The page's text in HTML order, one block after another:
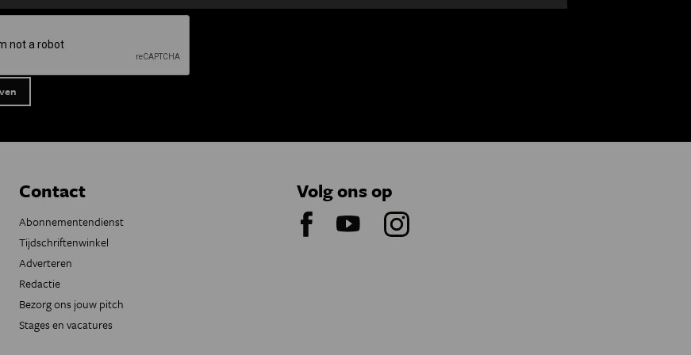
Contact
Abonnementendienst
Tijdschriftenwinkel
Adverteren
Redactie
Bezorg ons jouw pitch
Stages en vacatures
Volg ons op